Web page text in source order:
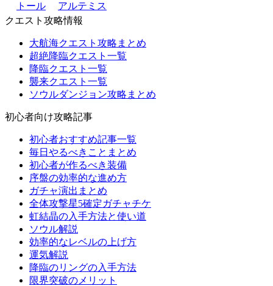
トール
アルテミス
クエスト攻略情報
大航海クエスト攻略まとめ
超絶降臨クエスト一覧
降臨クエスト一覧
襲来クエスト一覧
ソウルダンジョン攻略まとめ
初心者向け攻略記事
初心者おすすめ記事一覧
毎日やるべきことまとめ
初心者が作るべき装備
序盤の効率的な進め方
ガチャ演出まとめ
全体攻撃星5確定ガチャチケ
虹結晶の入手方法と使い道
ソウル解説
効率的なレベルの上げ方
運気解説
降臨のリングの入手方法
限界突破のメリット